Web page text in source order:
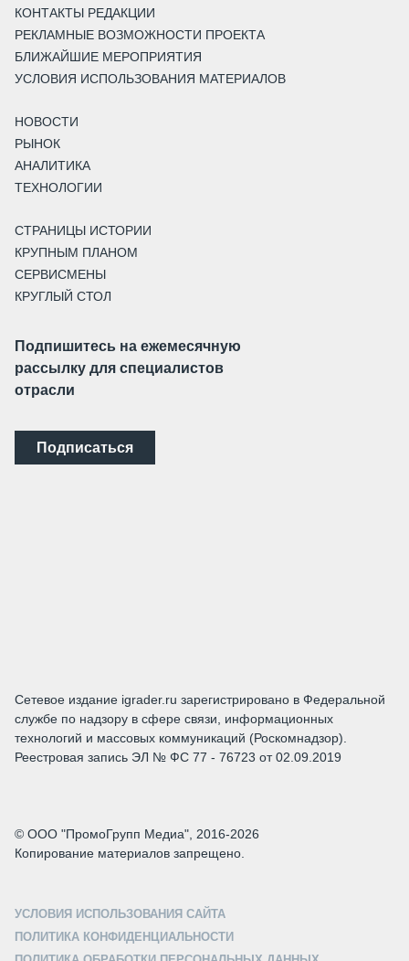
КОНТАКТЫ РЕДАКЦИИ
РЕКЛАМНЫЕ ВОЗМОЖНОСТИ ПРОЕКТА
БЛИЖАЙШИЕ МЕРОПРИЯТИЯ
УСЛОВИЯ ИСПОЛЬЗОВАНИЯ МАТЕРИАЛОВ
НОВОСТИ
РЫНОК
АНАЛИТИКА
ТЕХНОЛОГИИ
СТРАНИЦЫ ИСТОРИИ
КРУПНЫМ ПЛАНОМ
СЕРВИСМЕНЫ
КРУГЛЫЙ СТОЛ
Подпишитесь на ежемесячную
рассылку для специалистов
отрасли
Подписаться
Сетевое издание igrader.ru зарегистрировано в Федеральной
службе по надзору в сфере связи, информационных
технологий и массовых коммуникаций (Роскомнадзор).
Реестровая запись ЭЛ № ФС 77 - 76723 от 02.09.2019
© ООО "ПромоГрупп Медиа", 2016-2026
Копирование материалов запрещено.
УСЛОВИЯ ИСПОЛЬЗОВАНИЯ САЙТА
ПОЛИТИКА КОНФИДЕНЦИАЛЬНОСТИ